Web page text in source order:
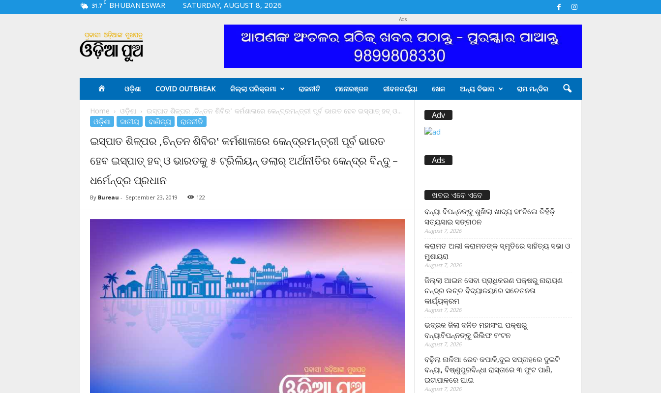
31.7 C BHUBANESWAR
SATURDAY, AUGUST 8, 2026
i
a
Ads
ଓଡ଼ିଶା COVID OUTBREAK ଜିଲ୍ଲା ପରିକ୍ରମା ରାଜନୀତି ମନୋରଞ୍ଜନ ଜୀବନଚର୍ଯ୍ୟା ଖେଳ ଅନ୍ୟ ବିଭାଗ ରାମ ମନ୍ଦିର
Home ଓଡ଼ିଶା ଇସ୍ପାତ ଶିଳ୍ପର ‚ଚିନ୍ତନ ଶିବିର‛ କର୍ମଶାଳାରେ କେନ୍ଦ୍ରମନ୍ତ୍ରୀ ପୂର୍ବ ଭାରତ ହେବ ଇସ୍ପାତ୍ ହବ୍ ଓ...
ଓଡ଼ିଶା ଜାତୀୟ ବାଣିଜ୍ୟ ରାଜନୀତି
ଇସ୍ପାତ ଶିଳ୍ପର ‚ଚିନ୍ତନ ଶିବିର‛ କର୍ମଶାଳାରେ କେନ୍ଦ୍ରମନ୍ତ୍ରୀ ପୂର୍ବ ଭାରତ
ହେବ ଇସ୍ପାତ୍ ହବ୍ ଓ ଭାରତକୁ ୫ ଟ୍ରିଲିୟନ୍ ଡଲାର୍ ଅର୍ଥନୀତିର କେନ୍ଦ୍ର ବିନ୍ଦୁ –
ଧର୍ମେନ୍ଦ୍ର ପ୍ରଧାନ
By Bureau - September 23, 2019 122
Adv
Ads
ଖବର ଏବେ ଏବେ
ବନ୍ୟା ବିପନ୍ନଙ୍କୁ ଶୁଖିଲା ଖାଦ୍ୟ ବାଂଟିଲେ ତିହିଡି଼
ସତ୍ୟସାଇ ସଙ୍ଗଠନ
August 7, 2026
କରାମତ ଅଲୀ କରାମତଙ୍କ ସ୍ମୃତିରେ ସାହିତ୍ୟ ସଭା ଓ
ମୁଶାୟରା
August 7, 2026
ଜିଲ୍ଲା ଆଇନ ସେବା ପ୍ରାଧିକରଣ ପକ୍ଷରୁ ନାରାୟଣ
ଚନ୍ଦ୍ର ଉଚ୍ଚ ବିଦ୍ୟାଳୟରେ ସଚେତନତା
କାର୍ଯ୍ୟକ୍ରମ
August 7, 2026
ଭଦ୍ରକ ଜିଲା ଦଳିତ ମହାସଂଘ ପକ୍ଷରୁ
ବନ୍ୟାବିପନ୍ନଙ୍କୁ ରିଲିଫ ବଂଟନ
August 7, 2026
ବଢ଼ିଲା ନାଳିଆ ରେବ କପାଳି,ଦୁଇ ସପ୍ତାହରେ ଦୁଇଟି
ବନ୍ୟା, ବିଷ୍ଣୁପୁରବିନ୍ଧା ରାସ୍ତାରେ ୩ ଫୁଟ ପାଣି,
ଇଟାପାଳରେ ଘାଇ
August 7, 2026